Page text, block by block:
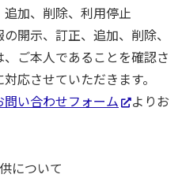
加、削除、利用停止
開示、訂正、追加、削除、
ご本人であることを確認さ
応させていただきます。
問い合わせフォーム
よりお
について